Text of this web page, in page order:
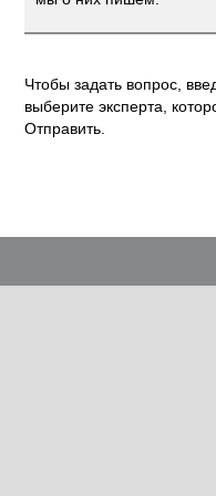
Чтобы задать вопрос,
выберите эксперта,
Отправить.